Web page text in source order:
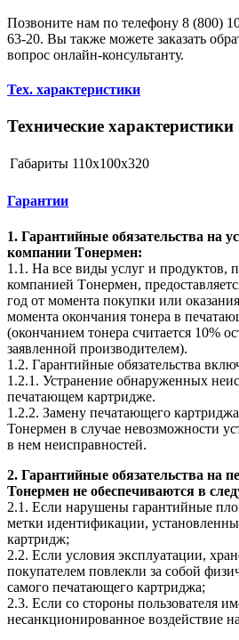
Позвоните нам по телефону 8 (800)
63-20. Вы также можете заказать
вопрос онлайн-консультанту.
Тех. характеристики
Технические характеристики
Габариты 110x100x320
Гарантии
1. Гарантийные обязательства на
компании Tонермен:
1.1. На все виды услуг и продуктов,
компанией Tонермен,
год от момента покупки или
момента окончания тонера в
(окончанием тонера считается 10%
заявленной производителем).
1.2. Гарантийные обязательства
1.2.1. Устранение обнаруженных
печатающем картридже.
1.2.2. Замену печатающего
Тонермен в случае невозможности
в нем неисправностей.
2. Гарантийные обязательства на
Тонермен не обеспечиваются в
2.1. Если нарушены гарантийные
метки идентификации,
картридж;
2.2. Если условия эксплуатации,
покупателем повлекли за собой
самого печатающего картриджа;
2.3. Если со стороны пользователя
несанкционированное воздействие